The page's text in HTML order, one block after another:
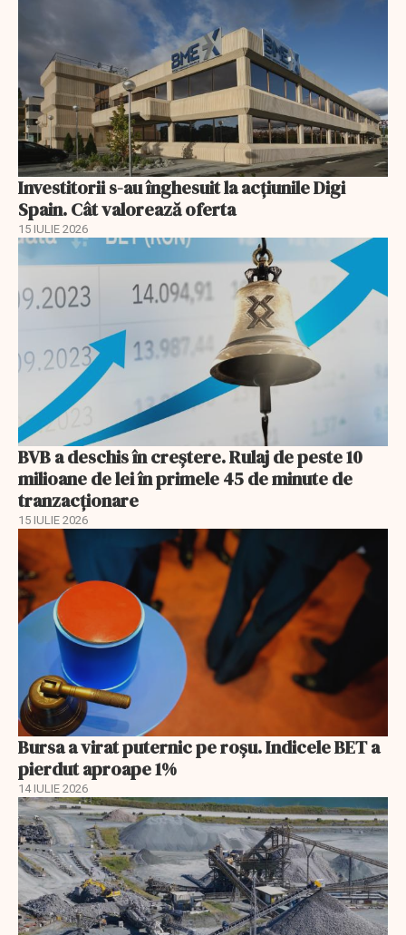
Investitorii s-au înghesuit la acțiunile Digi
Spain. Cât valorează oferta
15 IULIE 2026
BVB a deschis în creştere. Rulaj de peste 10
milioane de lei în primele 45 de minute de
tranzacționare
15 IULIE 2026
Bursa a virat puternic pe roșu. Indicele BET a
pierdut aproape 1%
14 IULIE 2026